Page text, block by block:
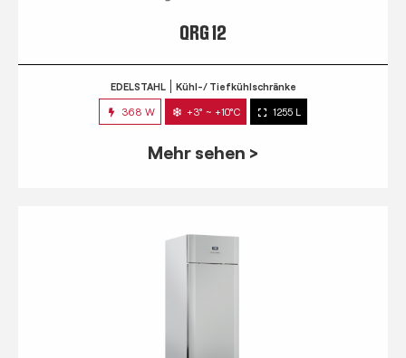
QRG 12
EDELSTAHL Kühl-/ Tiefkühlschränke
368 W +3° ~ +10°C 1255 L
Mehr sehen >